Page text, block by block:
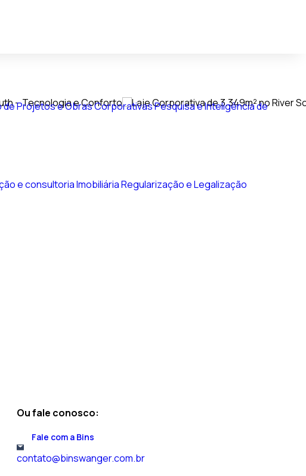
de Projetos e Obras CorporativasPesquisa e Inteligência de
e consultoria ImobiliáriaRegularização e Legalização
Ou fale conosco:
Fale com a Bins
contato@binswanger.com.br